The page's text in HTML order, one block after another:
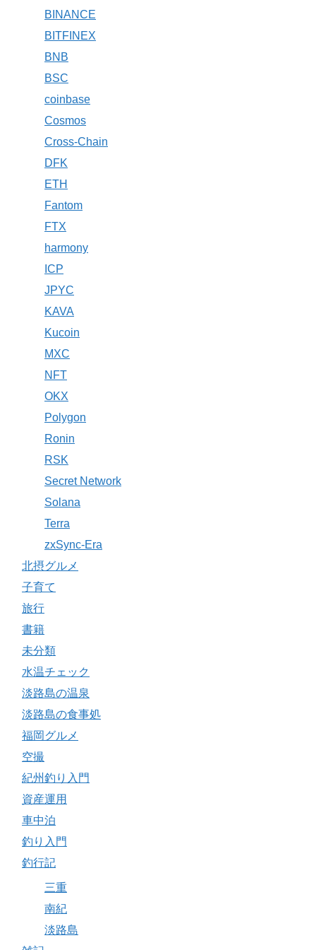
BINANCE
BITFINEX
BNB
BSC
coinbase
Cosmos
Cross-Chain
DFK
ETH
Fantom
FTX
harmony
ICP
JPYC
KAVA
Kucoin
MXC
NFT
OKX
Polygon
Ronin
RSK
Secret Network
Solana
Terra
zxSync-Era
北摂グルメ
子育て
旅行
書籍
未分類
水温チェック
淡路島の温泉
淡路島の食事処
福岡グルメ
空撮
紀州釣り入門
資産運用
車中泊
釣り入門
釣行記
三重
南紀
淡路島